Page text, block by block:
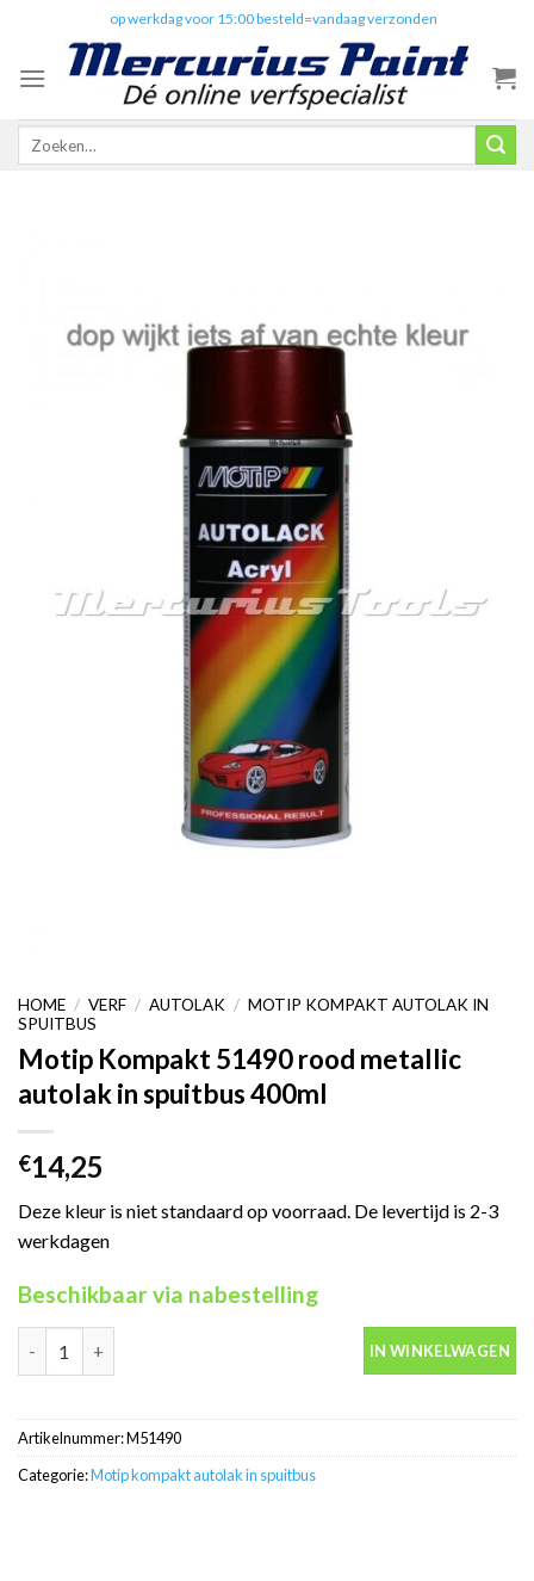
content
op werkdag voor 15:00 besteld=vandaag verzonden
Zoeken
HOME / VERF / AUTOLAK / MOTIP KOMPAKT AUTOLAK IN
SPUITBUS
Motip Kompakt 51490 rood metallic
autolak in spuitbus 400ml
€14,25
Deze kleur is niet standaard op voorraad. De levertijd is 2-3
werkdagen
Beschikbaar via nabestelling
Motip Kompakt 51490 rood metallic autolak in spuitbus 400ml
IN WINKELWAGEN
Artikelnummer:M51490
Categorie:Motip kompakt autolak in spuitbus